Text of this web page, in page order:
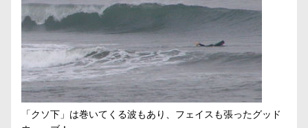
「クソ下」は巻いてくる波もあり、フェイスも張ったグッド